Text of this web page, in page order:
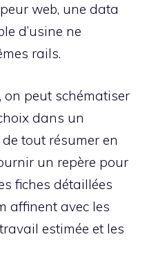
web, une data
d’usine ne
rails.
on peut schématiser
dans un
de tout résumer en
un repère pour
fiches détaillées
affinent avec les
estimée et les